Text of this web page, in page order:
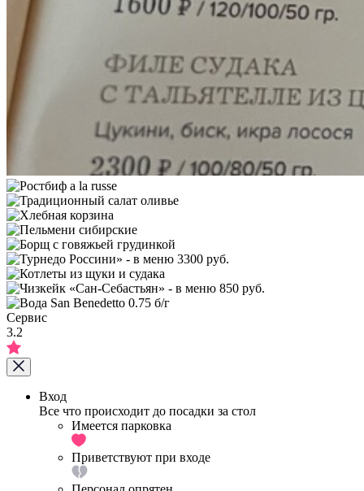
Сервис
3.2
Вход
Все что происходит до посадки за стол
Имеется парковка
Приветствуют при входе